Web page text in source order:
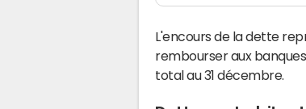
L'encours de la dette
rembourser aux
total au 31 décembre.